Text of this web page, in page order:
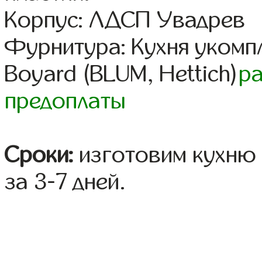
Корпус: ЛДСП Увадрев
Фурнитура: Кухня
Boyard (BLUM, Hettich)
предоплаты
Сроки: изготовим
за 3-7 дней.